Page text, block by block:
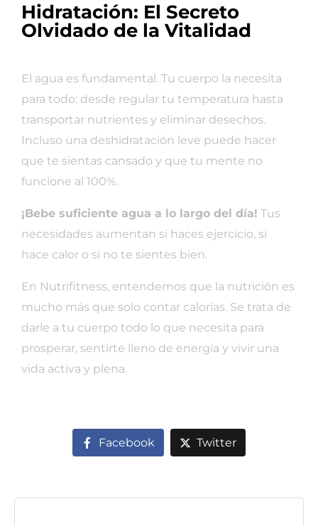
Hidratación: El Secreto
Olvidado de la Vitalidad
El agua es fundamental. Tu cuerpo la necesita
para todo: desde regular tu temperatura hasta
transportar nutrientes y eliminar desechos.
Incluso una deshidratación leve puede hacer
que te sientas cansado y que tu mente no
funcione al 100%.
¡Bebe suficiente agua a lo largo del día! Tus
necesidades aumentan si haces ejercicio, si
hace calor o si no te sientes bien.
En Nutrifitness, entendemos que la nutrición es
mucho más que solo contar calorías. Se trata de
darle a tu cuerpo todo lo que necesita para
prosperar, sentirte lleno de energía y vivir una
vida activa y plena.
Facebook Twitter